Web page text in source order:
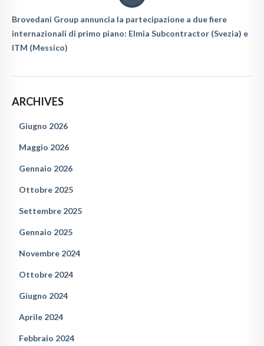
Brovedani Group annuncia la partecipazione a due fiere
internazionali di primo piano: Elmia Subcontractor (Svezia) e
ITM (Messico)
ARCHIVES
Giugno 2026
Maggio 2026
Gennaio 2026
Ottobre 2025
Settembre 2025
Gennaio 2025
Novembre 2024
Ottobre 2024
Giugno 2024
Aprile 2024
Febbraio 2024